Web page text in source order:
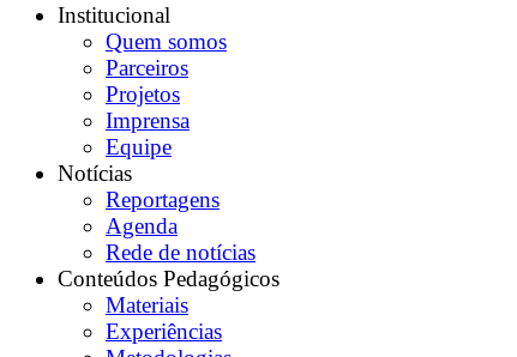
Institucional
Quem somos
Parceiros
Projetos
Imprensa
Equipe
Notícias
Reportagens
Agenda
Rede de notícias
Conteúdos Pedagógicos
Materiais
Experiências